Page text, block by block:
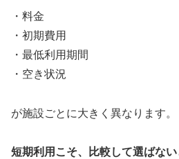
・料金
・初期費用
・最低利用期間
・空き状況
が施設ごとに大きく異なります。
短期利用こそ、比較して選ばない